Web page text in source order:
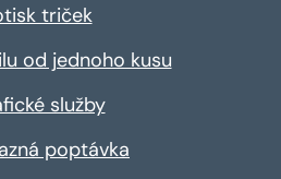
triček
od jednoho kusu
služby
poptávka